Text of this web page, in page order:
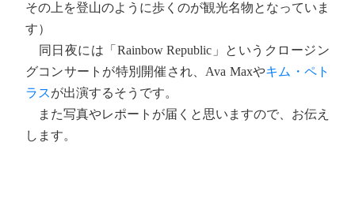
その上を登山のように歩くのが観光名物となっていま
す）
同日夜には「Rainbow Republic」というクロージン
グコンサートが特別開催され、Ava Maxやキム・ペト
ラスが出演するそうです。
また写真やレポートが届くと思いますので、お伝え
します。